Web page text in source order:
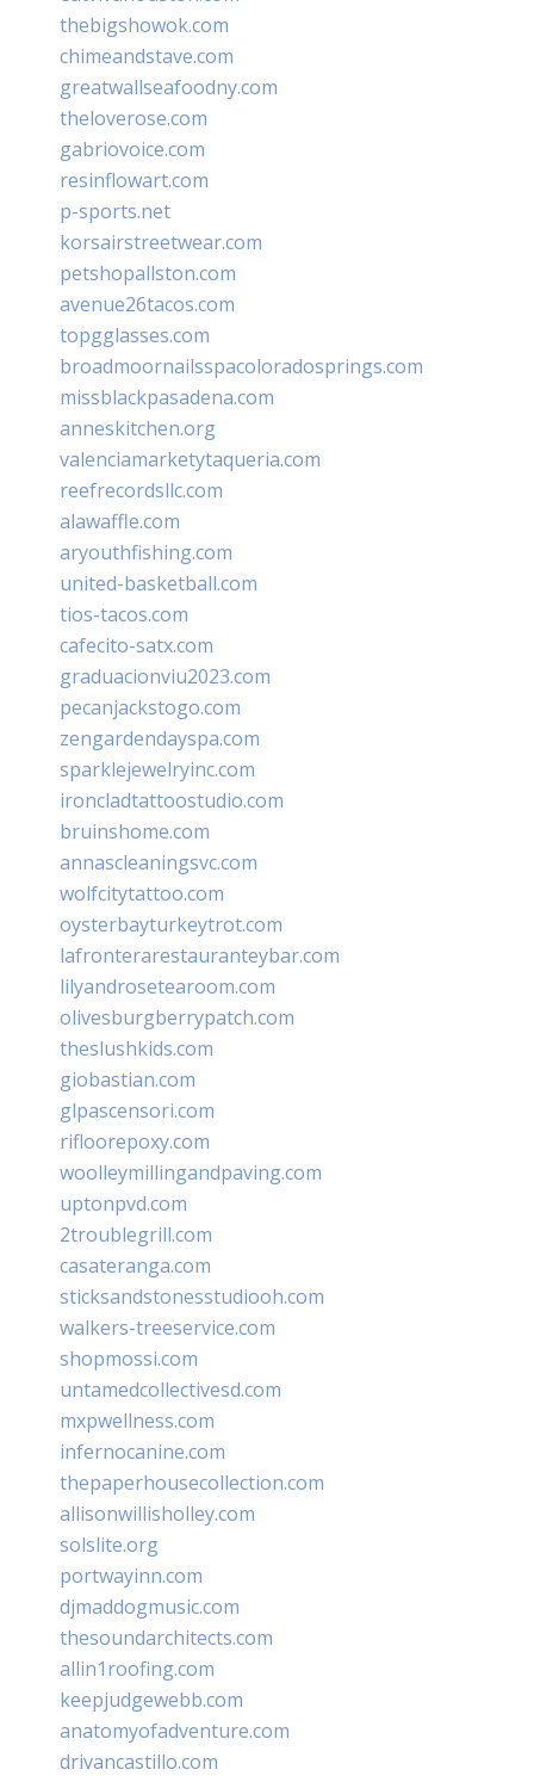
thebigshowok.com
chimeandstave.com
greatwallseafoodny.com
theloverose.com
gabriovoice.com
resinflowart.com
p-sports.net
korsairstreetwear.com
petshopallston.com
avenue26tacos.com
topgglasses.com
broadmoornailsspacoloradosprings.com
missblackpasadena.com
anneskitchen.org
valenciamarketytaqueria.com
reefrecordsllc.com
alawaffle.com
aryouthfishing.com
united-basketball.com
tios-tacos.com
cafecito-satx.com
graduacionviu2023.com
pecanjackstogo.com
zengardendayspa.com
sparklejewelryinc.com
ironcladtattoostudio.com
bruinshome.com
annascleaningsvc.com
wolfcitytattoo.com
oysterbayturkeytrot.com
lafronterarestauranteybar.com
lilyandrosetearoom.com
olivesburgberrypatch.com
theslushkids.com
giobastian.com
glpascensori.com
rifloorepoxy.com
woolleymillingandpaving.com
uptonpvd.com
2troublegrill.com
casateranga.com
sticksandstonesstudiooh.com
walkers-treeservice.com
shopmossi.com
untamedcollectivesd.com
mxpwellness.com
infernocanine.com
thepaperhousecollection.com
allisonwillisholley.com
solslite.org
portwayinn.com
djmaddogmusic.com
thesoundarchitects.com
allin1roofing.com
keepjudgewebb.com
anatomyofadventure.com
drivancastillo.com